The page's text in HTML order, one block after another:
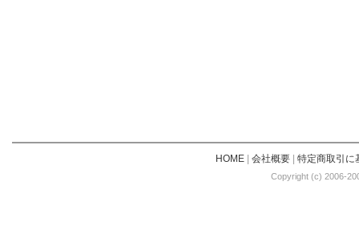
HOME| 会社概要| 特定商取引に
Copyright (c) 2006-